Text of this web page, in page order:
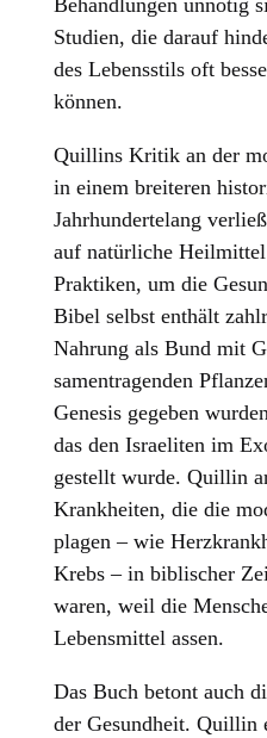
Behandlungen unnötig
Studien, die darauf
des Lebensstils oft
können.
Quillins Kritik an der
in einem breiteren
Jahrhundertelang
auf natürliche
Praktiken, um die
Bibel selbst enthält
Nahrung als Bund mit
samentragenden
Genesis gegeben
das den Israeliten im
gestellt wurde. Quillin
Krankheiten, die die
plagen – wie
Krebs – in biblischer
waren, weil die
Lebensmittel assen.
Das Buch betont auch
der Gesundheit. Quillin